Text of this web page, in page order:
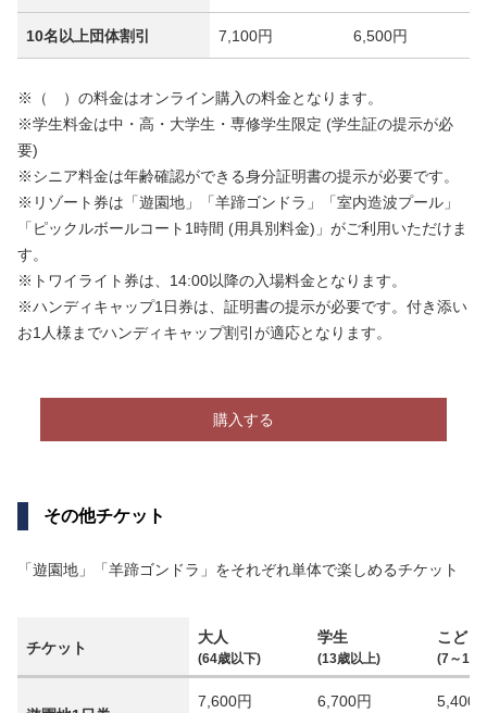
10名以上団体割引 7,100円 6,500円
※（ ）の料金はオンライン購入の料金となります。
※学生料金は中・高・大学生・専修学生限定 (学生証の提示が必
要)
※シニア料金は年齢確認ができる身分証明書の提示が必要です。
※リゾート券は「遊園地」「羊蹄ゴンドラ」「室内造波プール」
「ピックルボールコート 1時間 (用具別料金)」 がご利用いただけま
す。
※トワイライト券は、14:00以降の入場料金となります。
※ハンディキャップ1日券は、証明書の提示が必要です。付き添い
お1人様までハンディキャップ割引が適応となります。
購入する
その他チケット
「遊園地」「羊蹄ゴンドラ」をそれぞれ単体で楽しめるチケット
チケット
大人
(64歳以下)
学生
(13歳以上)
こども
(7～12
7,600円
6,700円
5,400